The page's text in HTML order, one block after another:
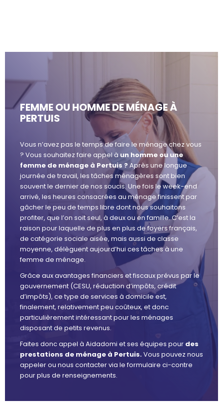
FEMME OU HOMME DE MÉNAGE À
PERTUIS
Vous n’avez pas le temps de faire le ménage chez vous
? Vous souhaitez faire appel àun homme ou une
femme de ménage à Pertuis ?Après une longue
journée de travail, les tâches ménagères sont bien
souvent le dernier de nos soucis. Une fois le week-end
arrivé, les heures consacrées au ménage finissent par
gâcher le peu de temps libre dont nous souhaitons
profiter, que l’on soit seul, à deux ou en famille. C’est la
raison pour laquelle de plus en plus de foyers français,
de catégorie sociale aisée, mais aussi de classe
moyenne, délèguent aujourd’hui ces tâches à une
femme de ménage.
Grâce aux avantages financiers et fiscaux prévus par le
gouvernement (CESU, réduction d’impôts, crédit
d’impôts), ce type de services à domicile est,
finalement, relativement peu coûteux, et donc
particulièrement intéressant pour les ménages
disposant de petits revenus.
Faites donc appel à Aidadomi et ses équipes pour des
prestations de ménage à Pertuis.Vous pouvez nous
appeler ou nous contacter via le formulaire ci-contre
pour plus de renseignements.